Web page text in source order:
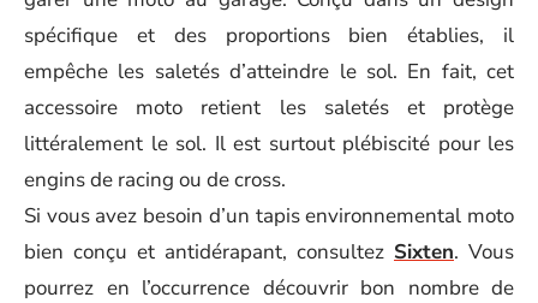
spécifique et des proportions bien établies, il
empêche les saletés d’atteindre le sol. En fait, cet
accessoire moto retient les saletés et protège
littéralement le sol. Il est surtout plébiscité pour les
engins de racing ou de cross.
Si vous avez besoin d’un tapis environnemental moto
bien conçu et antidérapant, consultez Sixten. Vous
pourrez en l’occurrence découvrir bon nombre de